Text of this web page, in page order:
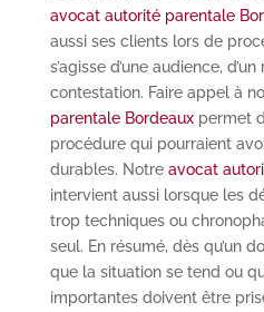
avocat autorité parentale
aussi ses clients lors de
s’agisse d’une audience,
contestation. Faire appel à
parentale Bordeauxpermet
procédure qui pourraient
durables. Notre avocat
intervient aussi lorsque les
trop techniques ou
seul. En résumé, dès qu’un
que la situation se tend ou
importantes doivent être